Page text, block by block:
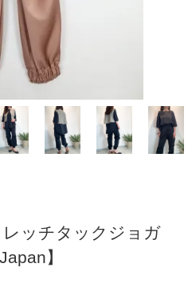
レッチタックジョガ
】